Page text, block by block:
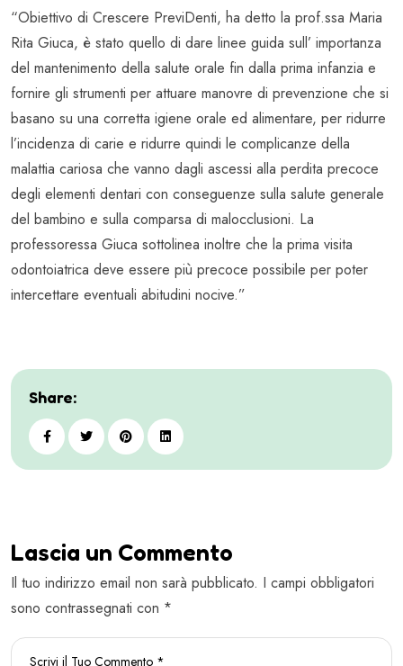
“Obiettivo di Crescere PreviDenti, ha detto la prof.ssa Maria
Rita Giuca, è stato quello di dare linee guida sull’ importanza
del mantenimento della salute orale fin dalla prima infanzia e
fornire gli strumenti per attuare manovre di prevenzione che si
basano su una corretta igiene orale ed alimentare, per ridurre
l’incidenza di carie e ridurre quindi le complicanze della
malattia cariosa che vanno dagli ascessi alla perdita precoce
degli elementi dentari con conseguenze sulla salute generale
del bambino e sulla comparsa di malocclusioni. La
professoressa Giuca sottolinea inoltre che la prima visita
odontoiatrica deve essere più precoce possibile per poter
intercettare eventuali abitudini nocive.”
Share:
Lascia un Commento
Il tuo indirizzo email non sarà pubblicato. I campi obbligatori
sono contrassegnati con *